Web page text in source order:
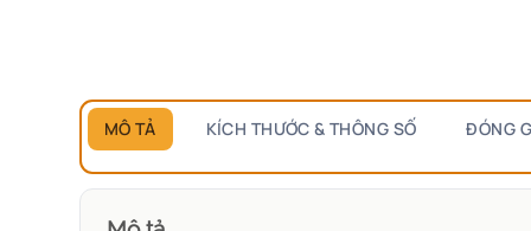
MÔ TẢ KÍCH THƯỚC & THÔNG SỐ ĐÓNG